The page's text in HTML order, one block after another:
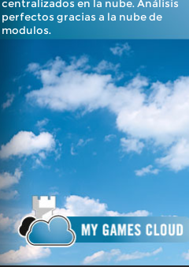
centralizados en la nube. Análisis
perfectos gracias a la nube de
modulos.